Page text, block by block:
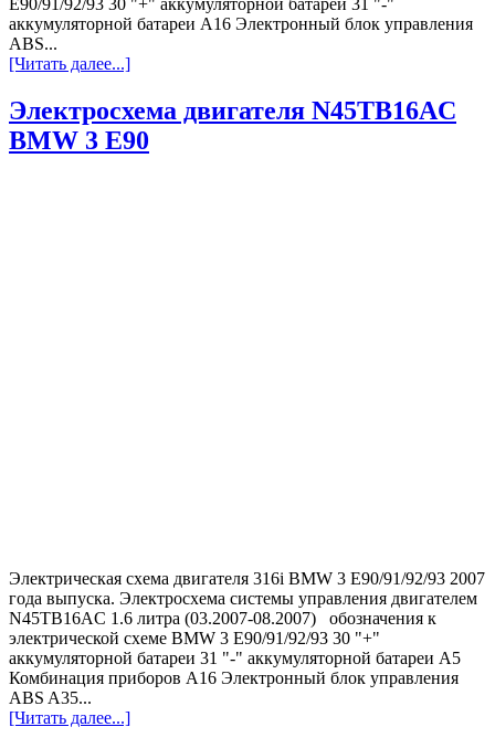
E90/91/92/93 30 "+" аккумуляторной батареи 31 "-"
аккумуляторной батареи A16 Электронный блок управления
ABS...
[Читать далее...]
Электросхема двигателя N45TB16AC
BMW 3 E90
Электрическая схема двигателя 316i BMW 3 E90/91/92/93 2007
года выпуска. Электросхема системы управления двигателем
N45TB16AC 1.6 литра (03.2007-08.2007) обозначения к
электрической схеме BMW 3 E90/91/92/93 30 "+"
аккумуляторной батареи 31 "-" аккумуляторной батареи A5
Комбинация приборов A16 Электронный блок управления
ABS A35...
[Читать далее...]